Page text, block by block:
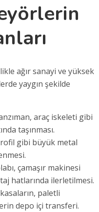
ağır sanayi ve yüksek
yaygın şekilde
araç iskeleti gibi
taşınması.
gibi büyük metal
çamaşır makinesi
hatlarında ilerletilmesi.
paletli
depo içi transferi.